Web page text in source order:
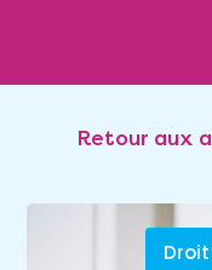
Retour aux
Droit